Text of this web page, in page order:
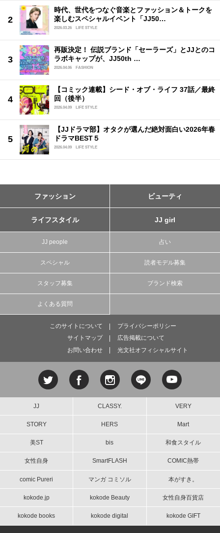
時代、世代をつなぐ音楽とファッション＆トークを
楽しむスペシャルイベント「JJ50…
2026.03.26 LIFE STYLE
再販決定！ 伝説ブランド「セーラーズ」とJJとのコ
ラボキャップが、JJ50th …
2026.04.06 FASHION
【コミック連載】シード・オブ・ライフ 37話／最終
回（後半）
2026.04.09 LIFE STYLE
【JJドラマ部】オタクが選んだ絶対面白い2026年春
ドラマBEST５
2026.04.09 LIFE STYLE
ファッション ビューティ
ライフスタイル JJ girl
JJ people 占い
スペシャル 読者モデル募集
スタッフ募集 ブランド検索
よくある質問
このサイトについて
プライバシーポリシー
サイトマップ
広告掲載について
お問い合わせ
光文社オフィシャルサイト
JJ CLASSY. VERY
STORY HERS Mart
美ST bis 和食スタイル
女性自身 SmartFLASH COMIC熱帯
comic Pureri マンガ コミソル 本がすき。
kokode.jp kokode Beauty 女性自身百貨店
kokode books kokode digital kokode GIFT